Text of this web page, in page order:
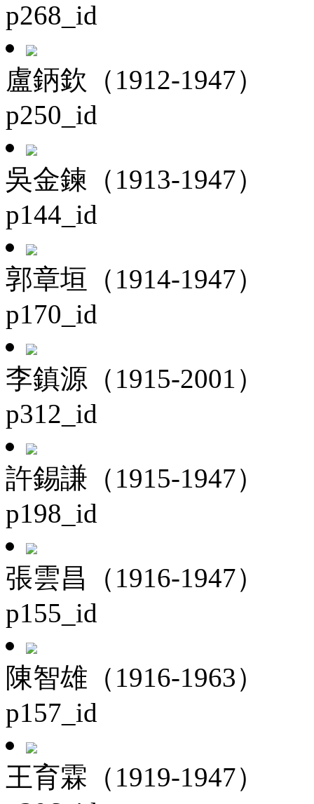
p268_id
盧鈵欽（1912-1947）
p250_id
吳金鍊（1913-1947）
p144_id
郭章垣（1914-1947）
p170_id
李鎮源（1915-2001）
p312_id
許錫謙（1915-1947）
p198_id
張雲昌（1916-1947）
p155_id
陳智雄（1916-1963）
p157_id
王育霖（1919-1947）